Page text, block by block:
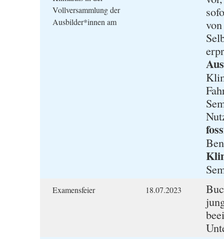
Vollversammlung der
Ausbilder*innen am
Examensfeier 18.07.2023